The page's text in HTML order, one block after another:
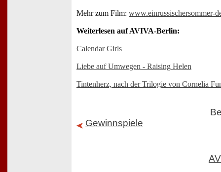
Mehr zum Film: www.einrussischersommer-
Weiterlesen auf AVIVA-Berlin:
Calendar Girls
Liebe auf Umwegen - Raising Helen
Tintenherz, nach der Trilogie von Cornelia
Gewinnspiele